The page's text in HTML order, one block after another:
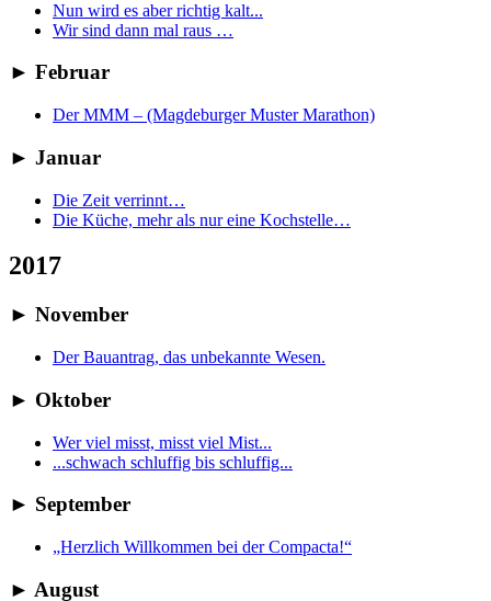
Nun wird es aber richtig kalt...
Wir sind dann mal raus …
► Februar
Der MMM – (Magdeburger Muster Marathon)
► Januar
Die Zeit verrinnt…
Die Küche, mehr als nur eine Kochstelle…
2017
► November
Der Bauantrag, das unbekannte Wesen.
► Oktober
Wer viel misst, misst viel Mist...
...schwach schluffig bis schluffig...
► September
„Herzlich Willkommen bei der Compacta!“
► August